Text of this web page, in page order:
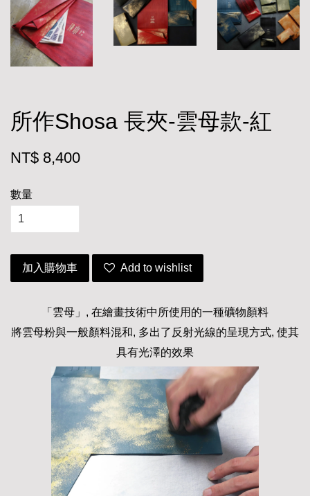
所作Shosa 長夾-雲母款-紅
NT$ 8,400
數量
加入購物車 Add to wishlist
「雲母」, 在繪畫技術中所使用的一種礦物顏料
將雲母粉與一般顏料混和, 多出了反射光線的呈現方式, 使其
具有光澤的效果